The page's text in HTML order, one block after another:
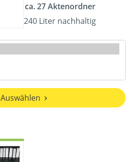
ca. 27 Aktenordner
240 Liter nachhaltig
Auswählen